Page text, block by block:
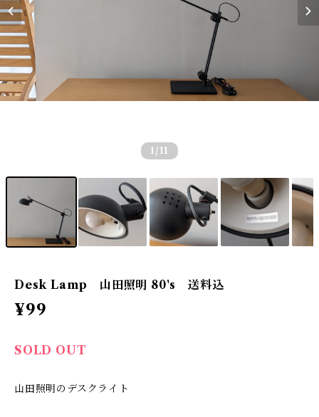
1 /11
Desk Lamp 山田照明 80's 送料込
¥99
SOLD OUT
山田照明のデスクライト